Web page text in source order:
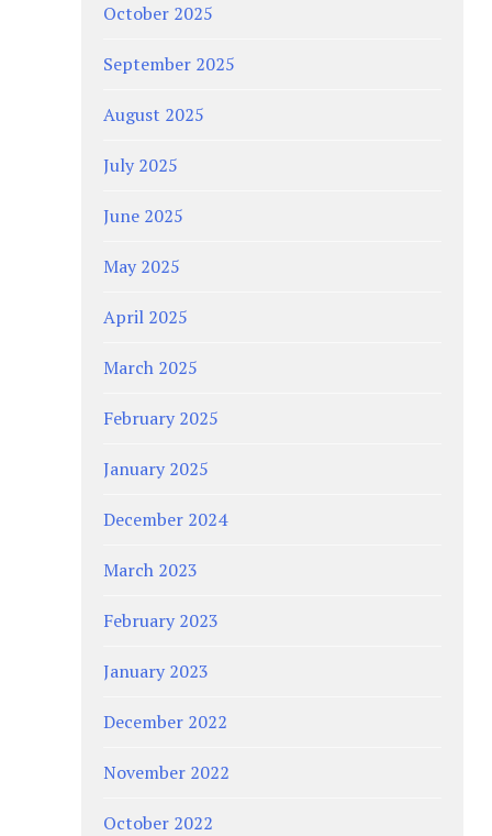
October 2025
September 2025
August 2025
July 2025
June 2025
May 2025
April 2025
March 2025
February 2025
January 2025
December 2024
March 2023
February 2023
January 2023
December 2022
November 2022
October 2022